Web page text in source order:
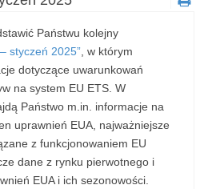
Państwu kolejny
styczeń 2025” , w którym
dotyczące uwarunkowań
na system EU ETS. W
Państwo m.in. informacje na
uprawnień EUA, najważniejsze
z funkcjonowaniem EU
dane z rynku pierwotnego i
EUA i ich sezonowości.